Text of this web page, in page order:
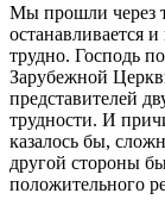
Мы прошли через
останавливается
трудно. Господь
Зарубежной
представителей
трудности. И
казалось бы,
другой стороны
положительного